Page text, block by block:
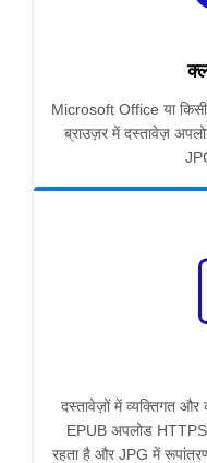
Microsoft Office या
ब्राउज़र में दस्तावेज़
दस्तावेज़ों में व्यक्तिगत और
EPUB अपलोड HTTPS/
रहता है और JPG में